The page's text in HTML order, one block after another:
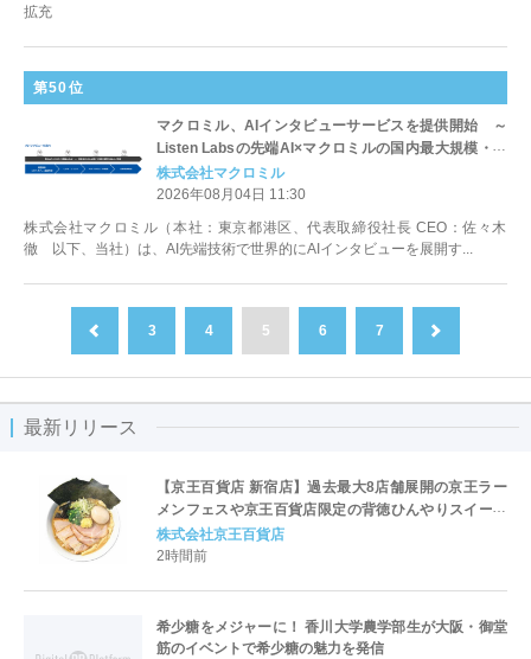
拡充
第50位
マクロミル、AIインタビューサービスを提供開始 ～
Listen Labsの先端AI×マクロミルの国内最大規模・高
品質パネルで、インタビューから分析までを最短即日
で完了～
株式会社マクロミル
2026年08月04日 11:30
株式会社マクロミル（本社：東京都港区、代表取締役社長 CEO：佐々木
徹 以下、当社）は、AI先端技術で世界的にAIインタビューを展開す...
3 4 5 6 7
最新リリース
【京王百貨店 新宿店】過去最大8店舗展開の京王ラー
メンフェスや京王百貨店限定の背徳ひんやりスイーツ
など、実演グルメが充実 過去最長21日間、計90店舗
出店の 「大北海道展」
株式会社京王百貨店
2時間前
希少糖をメジャーに！ 香川大学農学部生が大阪・御堂
筋のイベントで希少糖の魅力を発信